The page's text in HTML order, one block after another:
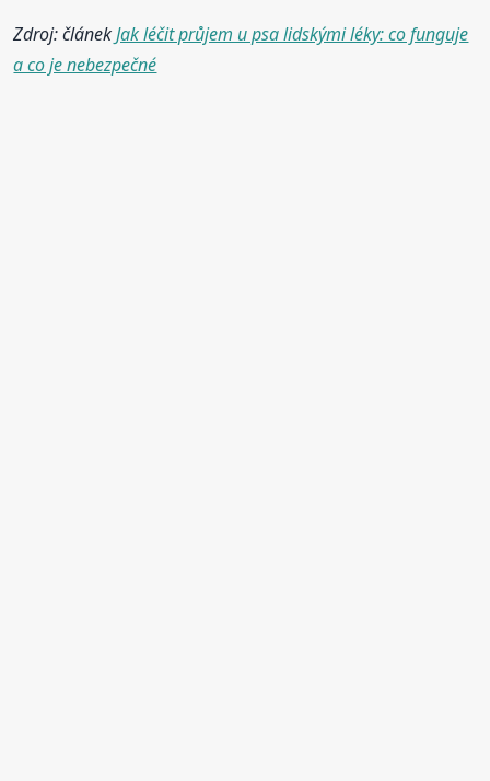
Zdroj: článekJak léčit průjem u psa lidskými léky: co funguje
a co je nebezpečné